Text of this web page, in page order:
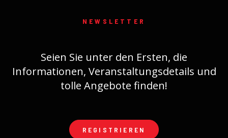
NEWSLETTER
Seien Sie unter den Ersten, die
Informationen, Veranstaltungsdetails und
tolle Angebote finden!
REGISTRIEREN